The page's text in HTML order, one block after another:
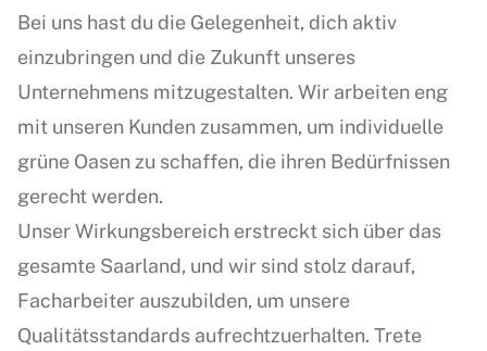
Bei uns hast du die Gelegenheit, dich aktiv
einzubringen und die Zukunft unseres
Unternehmens mitzugestalten. Wir arbeiten eng
mit unseren Kunden zusammen, um individuelle
grüne Oasen zu schaffen, die ihren Bedürfnissen
gerecht werden.
Unser Wirkungsbereich erstreckt sich über das
gesamte Saarland, und wir sind stolz darauf,
Facharbeiter auszubilden, um unsere
Qualitätsstandards aufrechtzuerhalten. Trete